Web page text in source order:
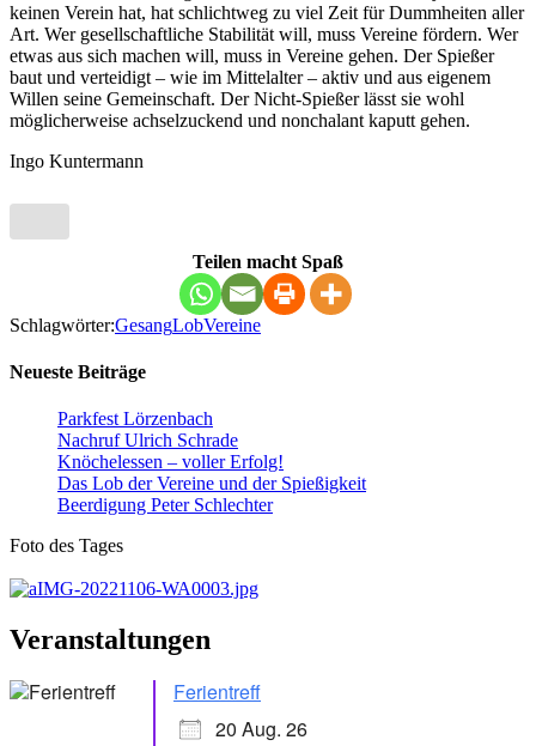
keinen Verein hat, hat schlichtweg zu viel Zeit für Dummheiten aller
Art. Wer gesellschaftliche Stabilität will, muss Vereine fördern. Wer
etwas aus sich machen will, muss in Vereine gehen. Der Spießer
baut und verteidigt – wie im Mittelalter – aktiv und aus eigenem
Willen seine Gemeinschaft. Der Nicht-Spießer lässt sie wohl
möglicherweise achselzuckend und nonchalant kaputt gehen.
Ingo Kuntermann
Teilen macht Spaß
Schlagwörter:GesangLobVereine
Neueste Beiträge
Parkfest Lörzenbach
Nachruf Ulrich Schrade
Knöchelessen – voller Erfolg!
Das Lob der Vereine und der Spießigkeit
Beerdigung Peter Schlechter
Foto des Tages
Veranstaltungen
Ferientreff
20 Aug. 26